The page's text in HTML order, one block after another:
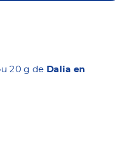
20 g de Dalia en